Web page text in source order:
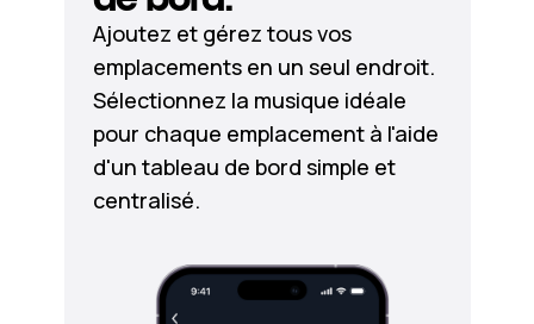
Ajoutez et gérez tous vos
emplacements en un seul endroit.
Sélectionnez la musique idéale
pour chaque emplacement à l'aide
d'un tableau de bord simple et
centralisé.